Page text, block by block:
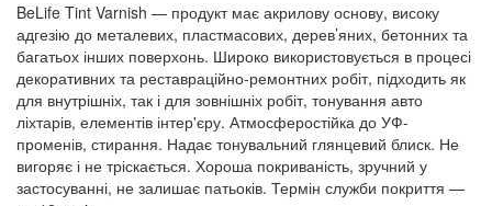
BeLife Tint Varnish — продукт має акрилову основу, високу
адгезію до металевих, пластмасових, дерев’яних, бетонних та
багатьох інших поверхонь. Широко використовується в процесі
декоративних та реставраційно-ремонтних робіт, підходить як
для внутрішніх, так і для зовнішніх робіт, тонування авто
ліхтарів, елементів інтер'єру. Атмосферостійка до УФ-
променів, стирання. Надає тонувальний глянцевий блиск. Не
вигоряє і не тріскається. Хороша покриваність, зручний у
застосуванні, не залишає патьоків. Термін служби покриття —